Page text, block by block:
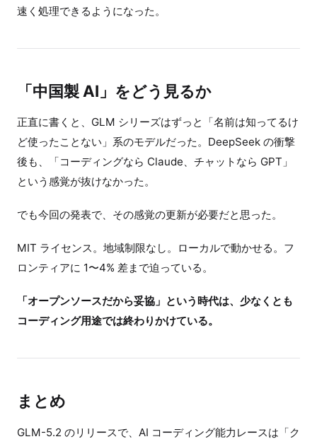
速く処理できるようになった。
「中国製 AI」をどう見るか
正直に書くと、GLM シリーズはずっと「名前は知ってるけ
ど使ったことない」系のモデルだった。DeepSeek の衝撃
後も、「コーディングなら Claude、チャットなら GPT」
という感覚が抜けなかった。
でも今回の発表で、その感覚の更新が必要だと思った。
MIT ライセンス。地域制限なし。ローカルで動かせる。フ
ロンティアに 1〜4% 差まで迫っている。
「オープンソースだから妥協」という時代は、少なくとも
コーディング用途では終わりかけている。
まとめ
GLM-5.2 のリリースで、AI コーディング能力レースは「ク